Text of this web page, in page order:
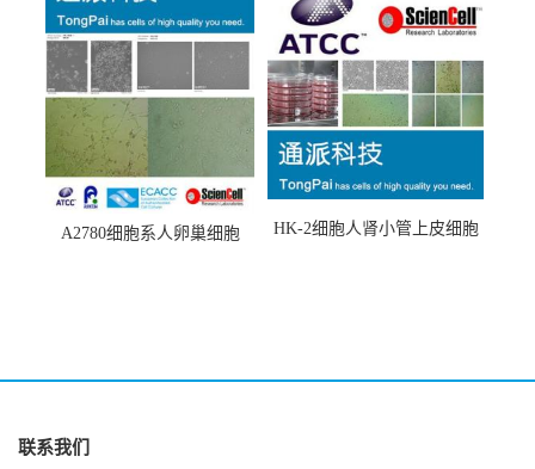
A2780细胞系人卵巢细胞
HK-2细胞人肾小管上皮细胞
联系我们